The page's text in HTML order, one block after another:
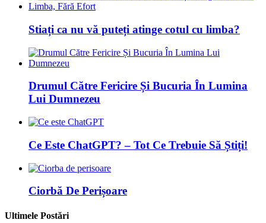
Stiați ca nu vă puteți atinge cotul cu limba?
Drumul Către Fericire Și Bucuria În Lumina
Lui Dumnezeu
Ce Este ChatGPT? – Tot Ce Trebuie Să Știți!
Ciorbă De Perișoare
Ultimele Postări